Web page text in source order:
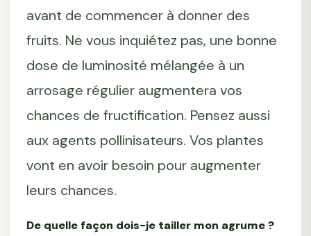
avant de commencer à donner des
fruits. Ne vous inquiétez pas, une bonne
dose de luminosité mélangée à un
arrosage régulier augmentera vos
chances de fructification. Pensez aussi
aux agents pollinisateurs. Vos plantes
vont en avoir besoin pour augmenter
leurs chances.
De quelle façon dois-je tailler mon agrume ?